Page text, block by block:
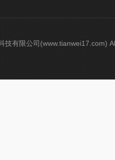
技有限公司(www.tianwei17.com)